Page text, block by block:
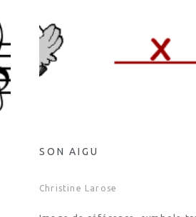
SON AIGU
Christine Larose